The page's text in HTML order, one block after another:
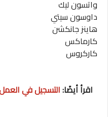
واتسون ليك
داوسون سيتي
هاينز جانكشن
كارماكس
كاركروس
اقرأ أيضًا:التسجيل في